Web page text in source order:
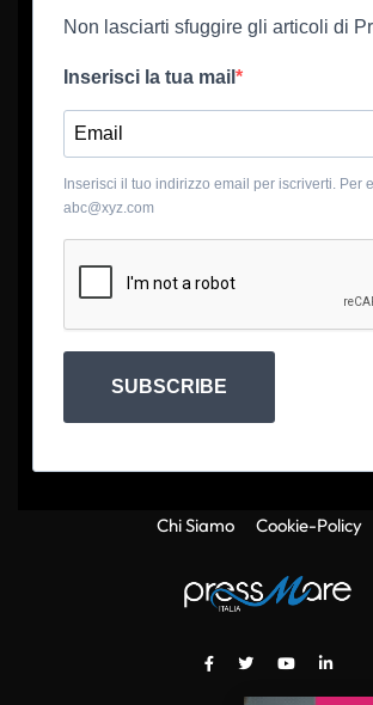
Non lasciarti sfuggire gli articoli di
Inserisci la tua mail
Inserisci il tuo indirizzo email per iscriverti. Per
abc@xyz.com
SUBSCRIBE
Chi Siamo Cookie-Policy